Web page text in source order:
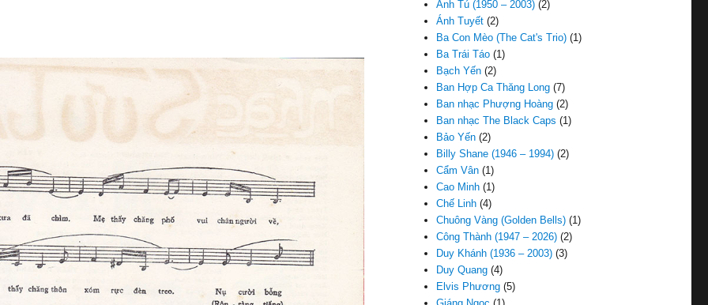
Anh Tú (1950 – 2003) (2)
Ánh Tuyết (2)
Ba Con Mèo (The Cat's Trio) (1)
Ba Trái Táo (1)
Bạch Yến (2)
Ban Hợp Ca Thăng Long (7)
Ban nhạc Phượng Hoàng (2)
Ban nhạc The Black Caps (1)
Bảo Yến (2)
Billy Shane (1946 – 1994) (2)
Cẩm Vân (1)
Cao Minh (1)
Chế Linh (4)
Chuông Vàng (Golden Bells) (1)
Công Thành (1947 – 2026) (2)
Duy Khánh (1936 – 2003) (3)
Duy Quang (4)
Elvis Phương (5)